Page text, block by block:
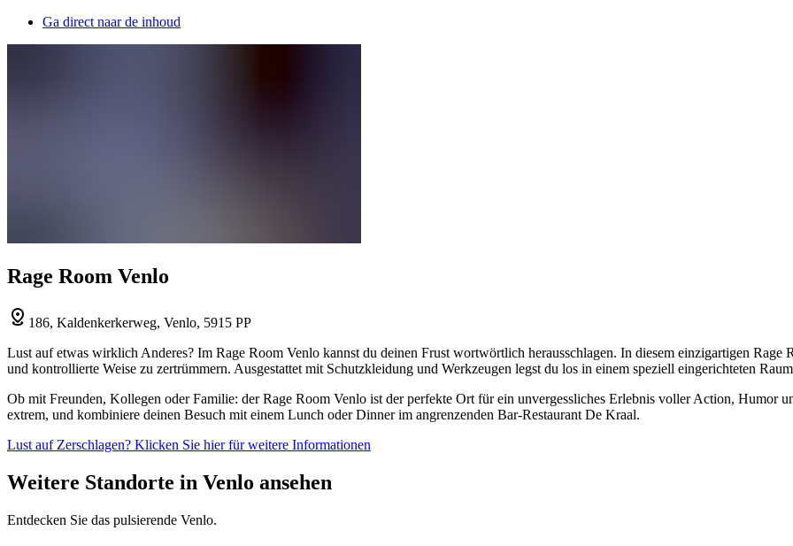
Ga direct naar de inhoud
Rage Room Venlo
186, Kaldenkerkerweg, Venlo, 5915 PP
Lust auf etwas wirklich Anderes? Im Rage Room Venlo kannst du deinen Frust wortwörtlich herausschlagen. In diesem einzigartigen
und kontrollierte Weise zu zertrümmern. Ausgestattet mit Schutzkleidung und Werkzeugen legst du los in einem speziell eingerichteten
Ob mit Freunden, Kollegen oder Familie: der Rage Room Venlo ist der perfekte Ort für ein unvergessliches Erlebnis voller Action, Humor
extrem, und kombiniere deinen Besuch mit einem Lunch oder Dinner im angrenzenden Bar-Restaurant De Kraal.
Lust auf Zerschlagen? Klicken Sie hier für weitere Informationen
Weitere Standorte in Venlo ansehen
Entdecken Sie das pulsierende Venlo.